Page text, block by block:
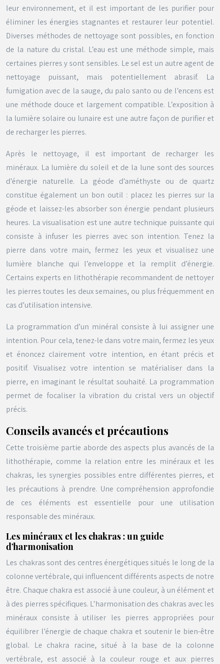
leur environnement, et il est important de les purifier pour
éliminer les énergies stagnantes et restaurer leur potentiel.
Diverses méthodes de nettoyage sont possibles, en fonction
de la nature du cristal. L’eau est une méthode simple, mais
certaines pierres y sont sensibles. Le sel est un autre agent de
nettoyage puissant, mais potentiellement abrasif. La
fumigation avec de la sauge, du palo santo ou de l’encens est
une méthode douce et largement compatible. L’exposition à
la lumière solaire ou lunaire est une autre façon de purifier et
de recharger les pierres.
Après le nettoyage, il est important de recharger les
minéraux. La lumière du soleil et de la lune sont des sources
d’énergie naturelle. La géode d’améthyste ou de quartz
constitue également un bon outil : placez les pierres sur la
géode et laissez-les absorber son énergie pendant plusieurs
heures. La visualisation est une autre technique puissante qui
consiste à infuser les pierres avec son intention. Tenez la
pierre dans votre main, fermez les yeux et visualisez une
lumière blanche qui l’enveloppe et la remplit d’énergie.
Certains experts en lithothérapie recommandent de nettoyer
les pierres toutes les deux semaines, ou plus fréquemment en
cas d’utilisation intensive.
La programmation d’un minéral consiste à lui assigner une
intention. Pour cela, tenez-le dans votre main, fermez les yeux
et énoncez clairement votre intention, en étant précis et
positif. Visualisez votre intention se matérialiser dans la
pierre, en imaginant le résultat souhaité. La programmation
permet de focaliser la vibration du cristal vers un objectif
précis.
Conseils avancés et précautions
Cette troisième partie aborde des aspects plus avancés de la
lithothérapie, comme la relation entre les minéraux et les
chakras, les synergies possibles entre différentes pierres, et
les précautions à prendre. Une compréhension approfondie
de ces éléments est essentielle pour une utilisation
responsable des minéraux.
Les minéraux et les chakras : un guide
d’harmonisation
Les chakras sont des centres énergétiques situés le long de la
colonne vertébrale, qui influencent différents aspects de notre
être. Chaque chakra est associé à une couleur, à un élément et
à des pierres spécifiques. L’harmonisation des chakras avec les
minéraux consiste à utiliser les pierres appropriées pour
équilibrer l’énergie de chaque chakra et soutenir le bien-être
global. Le chakra racine, situé à la base de la colonne
vertébrale, est associé à la couleur rouge et aux pierres